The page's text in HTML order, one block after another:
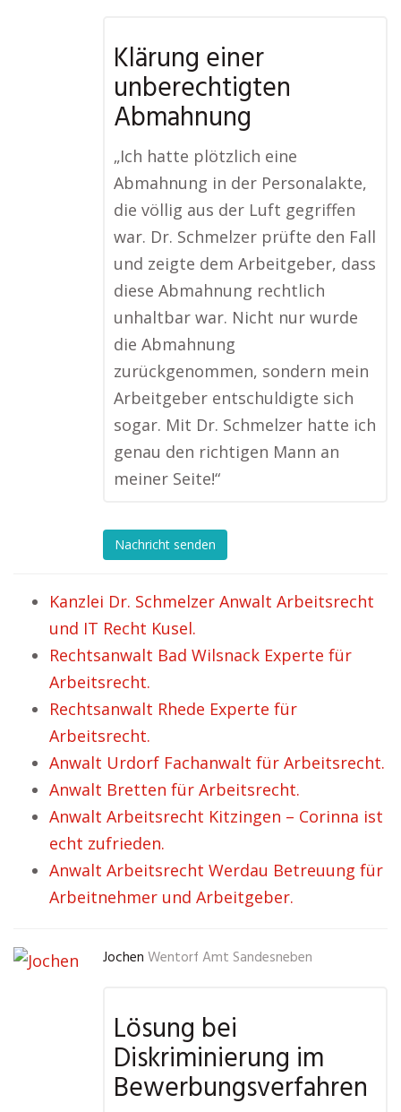
Klärung einer
unberechtigten
Abmahnung
„Ich hatte plötzlich eine
Abmahnung in der Personalakte,
die völlig aus der Luft gegriffen
war. Dr. Schmelzer prüfte den Fall
und zeigte dem Arbeitgeber, dass
diese Abmahnung rechtlich
unhaltbar war. Nicht nur wurde
die Abmahnung
zurückgenommen, sondern mein
Arbeitgeber entschuldigte sich
sogar. Mit Dr. Schmelzer hatte ich
genau den richtigen Mann an
meiner Seite!“
Nachricht senden
Kanzlei Dr. Schmelzer Anwalt Arbeitsrecht
und IT Recht Kusel.
Rechtsanwalt Bad Wilsnack Experte für
Arbeitsrecht.
Rechtsanwalt Rhede Experte für
Arbeitsrecht.
Anwalt Urdorf Fachanwalt für Arbeitsrecht.
Anwalt Bretten für Arbeitsrecht.
Anwalt Arbeitsrecht Kitzingen – Corinna ist
echt zufrieden.
Anwalt Arbeitsrecht Werdau Betreuung für
Arbeitnehmer und Arbeitgeber.
Jochen Wentorf Amt Sandesneben
Lösung bei
Diskriminierung im
Bewerbungsverfahren